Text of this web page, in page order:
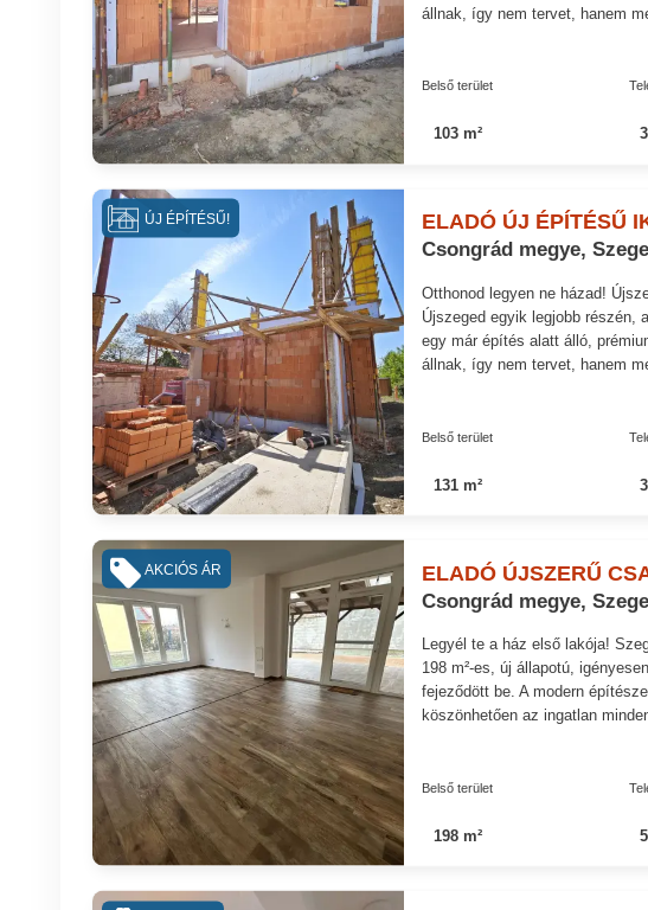
állnak, így nem tervet, hanem
Belső terület
103 m²
ELADÓ ÚJ ÉPÍTÉSŰ
Csongrád megye,
Otthonod legyen ne házad!
Újszeged egyik legjobb részén,
egy már építés alatt álló,
állnak, így nem tervet, hanem
Belső terület
131 m²
ÚJ ÉPÍTÉSŰ!
ELADÓ ÚJSZERŰ
Csongrád megye,
Legyél te a ház első lakója!
198 m²-es, új állapotú,
fejeződött be. A modern
köszönhetően az ingatlan
Belső terület
198 m²
AKCIÓS ÁR